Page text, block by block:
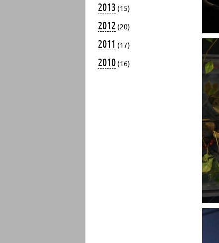
2013 (15)
2012 (20)
2011 (17)
2010 (16)